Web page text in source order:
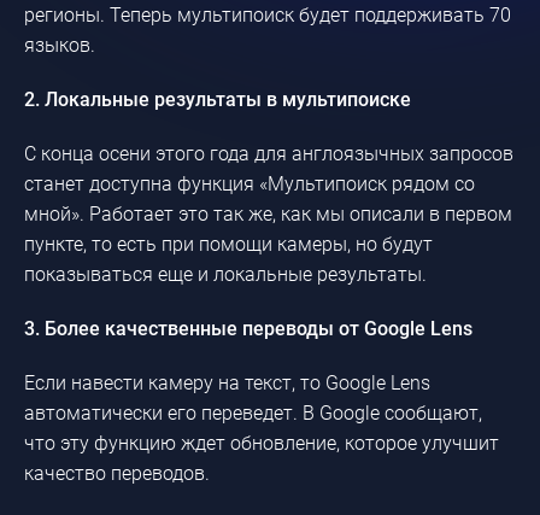
регионы. Теперь мультипоиск будет поддерживать 70
языков.
2. Локальные результаты в мультипоиске
С конца осени этого года для англоязычных запросов
станет доступна функция «Мультипоиск рядом со
мной». Работает это так же, как мы описали в первом
пункте, то есть при помощи камеры, но будут
показываться еще и локальные результаты.
3. Более качественные переводы от Google Lens
Если навести камеру на текст, то Google Lens
автоматически его переведет. В Google сообщают,
что эту функцию ждет обновление, которое улучшит
качество переводов.